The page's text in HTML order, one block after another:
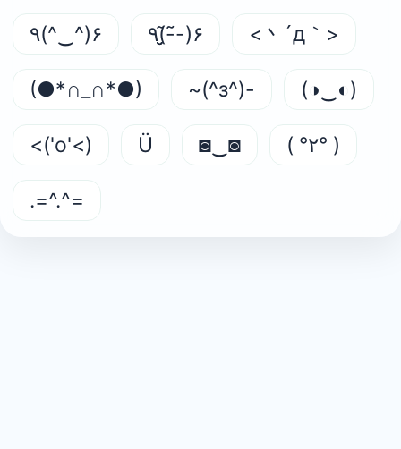
٩(^‿^)۶ ٩(-̮̮̃-̃)۶ <丶´д｀>
(●*∩_∩*●) ~(^з^)- (◑‿◐)
<('o'<) Ü ◙‿◙ ( °٢° )
.=^.^=